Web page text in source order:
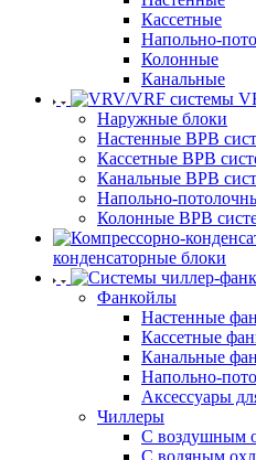
Кассетные
Напольно-
Колонные
Канальные
Наружные блоки
Настенные ВРВ
Кассетные ВРВ
Канальные ВРВ
Напольно-
Колонные ВРВ
конденсаторные блоки
Фанкойлы
Настенные
Кассетные
Канальные
Напольно-
Аксессуары
Чиллеры
С воздушным
С водяным